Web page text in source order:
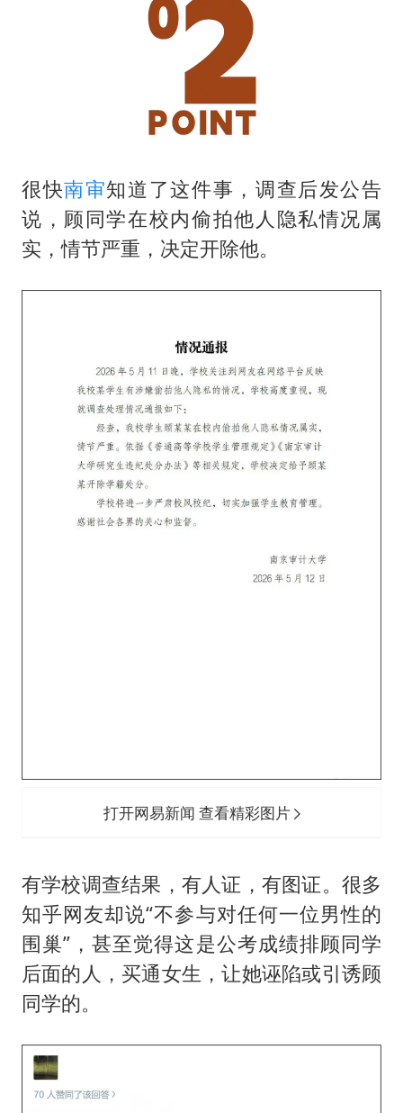
很快南审知道了这件事，调查后发公告
说，顾同学在校内偷拍他人隐私情况属
实，情节严重，决定开除他。
打开网易新闻 查看精彩图片
有学校调查结果，有人证，有图证。很多
知乎网友却说“不参与对任何一位男性的
围巢”，甚至觉得这是公考成绩排顾同学
后面的人，买通女生，让她诬陷或引诱顾
同学的。